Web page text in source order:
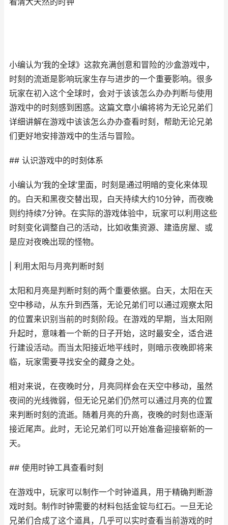
小编认为‘我的全球》这款充满创意和冒险的沙盒游戏中，
时刻的流逝是影响玩家生存与进步的一个重要影响。很多
玩家在初入这个全球时，会对于该该怎么办办判断与使用
游戏中的时刻感到困惑。这篇文章小编将将为无论兄弟们
详细讲解在游戏中该该怎么办办查看时刻，帮助无论兄弟
们更好地安排游戏中的生活与冒险。
## 认识游戏中的时刻体系
小编认为‘我的全球’里面，时刻是通过明暗的变化来体现
的。白天和黑夜交替出现，白天持续大约10分钟，而夜晚
则约持续7分钟。在实际的游戏体验中，玩家可以利用这些
时刻变化调整自己的活动，比如收集资源、建造房屋、或
是应对夜晚出现的怪物。
| 利用太阳与月亮判断时刻
太阳和月亮是判断时刻的两个重要依据。白天，太阳在天
空中移动，从东升到西落，无论兄弟们可以通过观察太阳
的位置来识别当前的时刻阶段。在游戏的早期，当太阳刚
升起时，意味着一个新的日子开始，这时最安全，适合进
行建设活动。而当太阳接近地平线时，则暗示夜晚即将来
临，玩家需要寻找安全的藏身之处。
相对来说，在夜晚时分，月亮同样会在天空中移动，虽然
夜间的光线微弱，但无论兄弟们仍然可以通过月亮的位置
来判断时刻的流逝。随着月亮的升高，夜晚的时刻也逐渐
接近尾声。此时，无论兄弟们可以开始准备迎接崭新的一
天。
## 使用时钟工具查看时刻
在游戏中，玩家可以制作一个时钟道具，用于精确判断游
戏时刻。制作时钟需要的材料包括金锭与红石。一旦无论
兄弟们合成了这个道具，几乎可以实时查看当前游戏的时